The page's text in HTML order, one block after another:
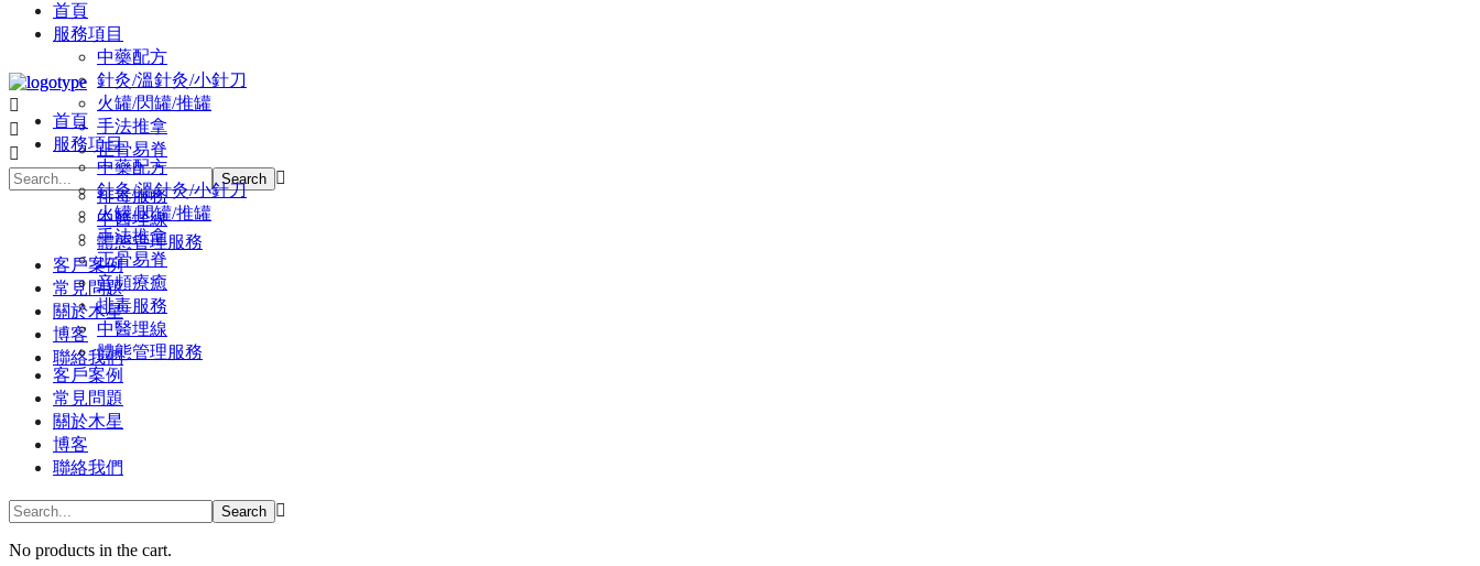
首頁
服務項目
中藥配方
針灸/溫針灸/小針刀
火罐/閃罐/推罐
手法推拿
正骨易脊
⾳頻療癒
排毒服務
中醫埋線
體態管理服務
客戶案例
常見問題
關於木星
博客
聯絡我們
首頁
服務項目
中藥配方
針灸/溫針灸/小針刀
火罐/閃罐/推罐
手法推拿
正骨易脊
⾳頻療癒
排毒服務
中醫埋線
體態管理服務
客戶案例
常見問題
關於木星
博客
聯絡我們
No products in the cart.